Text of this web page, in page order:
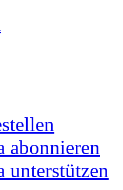
abonnieren
unterstützen